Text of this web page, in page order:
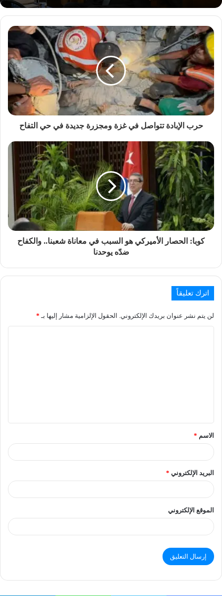
حرب الإبادة تتواصل في غزة ومجزرة جديدة في حي التفاح
كوبا: الحصار الأميركي هو السبب في معاناة شعبنا.. والكفاح
ضدّه يوحدنا
اترك تعليقاً
لن يتم نشر عنوان بريدك الإلكتروني. الحقول الإلزامية مشار إليها بـ *
الاسم *
البريد الإلكتروني *
الموقع الإلكتروني